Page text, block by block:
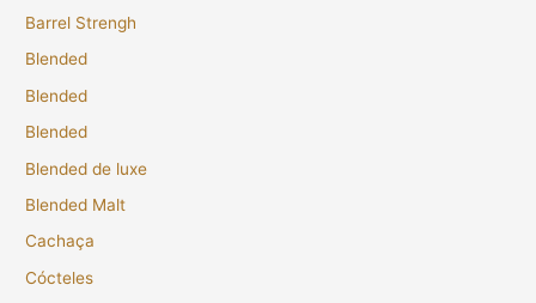
Barrel Strengh
Blended
Blended
Blended
Blended de luxe
Blended Malt
Cachaça
Cócteles